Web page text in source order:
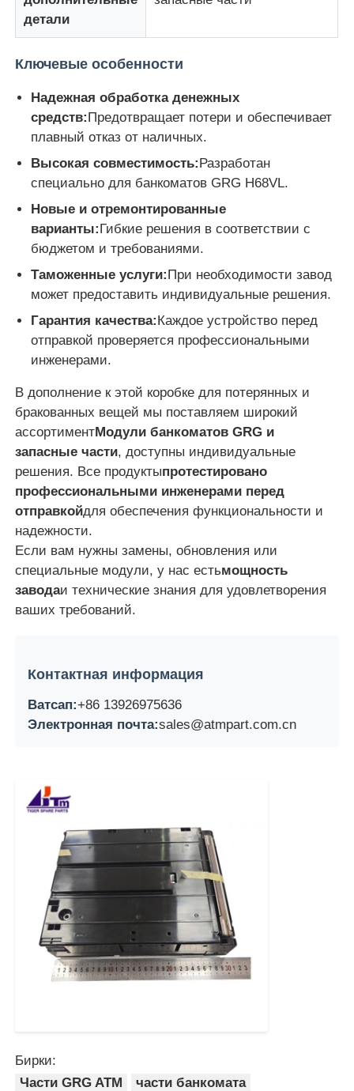
Части для банкомата Diebold
Запчасти для банкоматов NCR
Запчасти для банкоматов Wincor
Части банкомата Hyosung
Части для банкоматов Fujitsu
Части для банкоматов Hitachi
Части GRG ATM
Glory NMD Запчасти для банкоматов
Части для банкоматов OKI
Genmega ATM
Купюроприемник
Сортировщик банкнот
Запасные части для банкоматов
Банкомат
Переработчик монет
детали
Ключевые особенности
Надежная обработка денежных
средств:Предотвращает потери и обеспечивает
плавный отказ от наличных.
Высокая совместимость:Разработан
специально для банкоматов GRG H68VL.
Новые и отремонтированные
варианты:Гибкие решения в соответствии с
бюджетом и требованиями.
Таможенные услуги:При необходимости завод
может предоставить индивидуальные решения.
Гарантия качества:Каждое устройство перед
отправкой проверяется профессиональными
инженерами.
В дополнение к этой коробке для потерянных и
бракованных вещей мы поставляем широкий
ассортиментМодули банкоматов GRG и
запасные части, доступны индивидуальные
решения. Все продуктыпротестировано
профессиональными инженерами перед
отправкойдля обеспечения функциональности и
надежности.
Если вам нужны замены, обновления или
специальные модули, у нас естьмощность
заводаи технические знания для удовлетворения
ваших требований.
Контактная информация
Ватсап:+86 13926975636
Электронная почта:sales@atmpart.com.cn
Бирки:
Части GRG ATM
части банкомата